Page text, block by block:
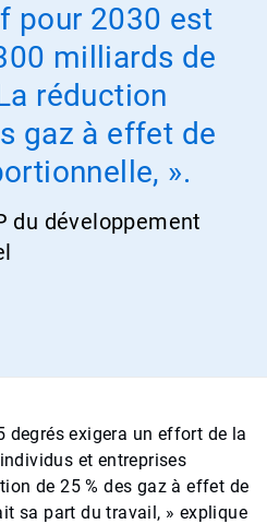
pour 2030 est
milliards de
réduction
gaz à effet de
».
du développement
degrés exigera un effort de la
et entreprises
de 25 % des gaz à effet de
sa part du travail, » explique